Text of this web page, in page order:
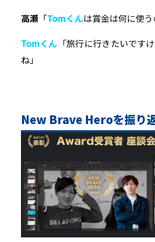
高瀬 「Tomくんは賞金は何に使う
Tomくん 「旅行に行きたいです
ね」
New Brave Heroを振り